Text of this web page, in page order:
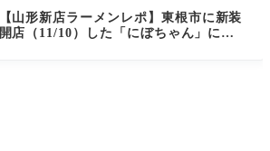
【山形新店ラーメンレポ】東根市に新装
開店（11/10）した「にぼちゃん」にお